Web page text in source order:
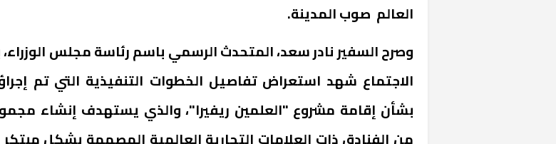
العالم صوب المدينة.
وصرح السفير نادر سعد، المتحدث الرسمي باسم رئاسة مجلس الوزراء،
الاجتماع شهد استعراض تفاصيل الخطوات التنفيذية التي تم
بشأن إقامة مشروع "العلمين ريفيرا"، والذي يستهدف إنشاء